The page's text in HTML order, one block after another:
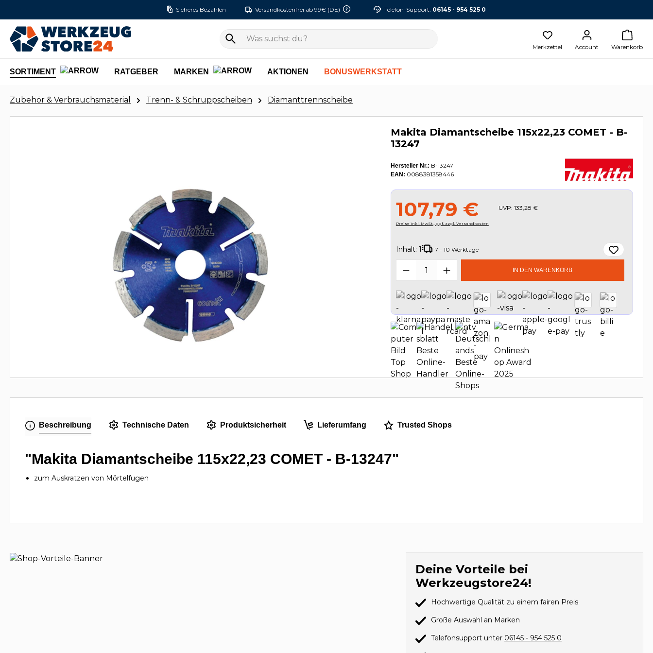
Sicheres Bezahlen Versandkostenfrei ab 99€ (DE) Telefon-Support: 06145 - 954 525 0
Merkzettel Account Warenkorb
SORTIMENT RATGEBER MARKEN AKTIONEN BONUSWERKSTATT
Zubehör & Verbrauchsmaterial Trenn- & Schruppscheiben Diamanttrennscheibe
Makita Diamantscheibe 115x22,23 COMET - B-
13247
Hersteller Nr.: B-13247
EAN: 0088381358446
107,79 € UVP: 133,28 €
Preise inkl. MwSt., ggf. zzgl. Versandkosten
Inhalt: 1 7 - 10 Werktage
Produkt Anzahl: Gib den gewünschten
IN DEN WARENKORB
Beschreibung Technische Daten Produktsicherheit Lieferumfang Trusted Shops
"Makita Diamantscheibe 115x22,23 COMET - B-13247"
zum Auskratzen von Mörtelfugen
Deine Vorteile bei
Werkzeugstore24!
Hochwertige Qualität zu einem fairen Preis
Große Auswahl an Marken
Telefonsupport unter 06145 - 954 525 0